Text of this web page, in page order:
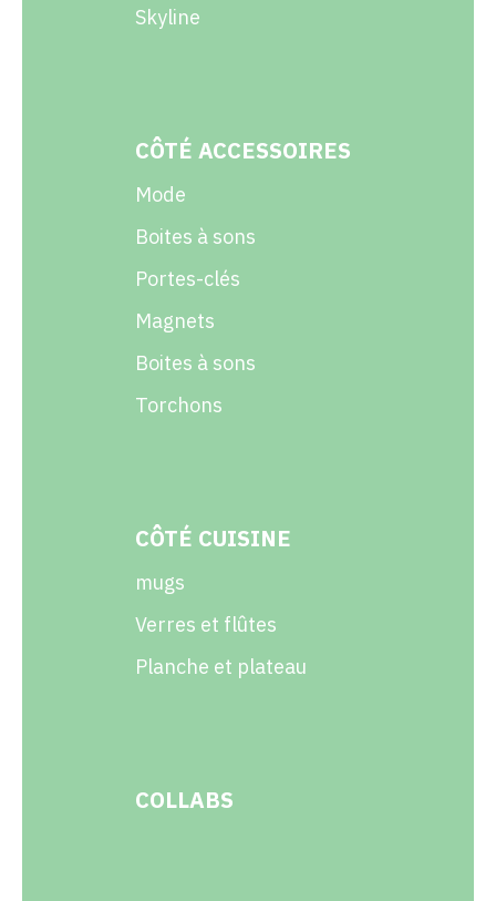
Skyline
CÔTÉ ACCESSOIRES
Mode
Boites à sons
Portes-clés
Magnets
Boites à sons
Torchons
CÔTÉ CUISINE
mugs
Verres et flûtes
Planche et plateau
COLLABS